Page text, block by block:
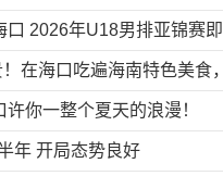
口 2026年U18男排亚锦赛
在海口吃遍海南特色美食
你一整个夏天的浪漫！
年 开局态势良好